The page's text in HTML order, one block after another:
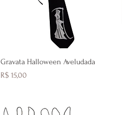
Visualização rápida
Gravata Halloween Aveludada
Preço
R$ 15,00